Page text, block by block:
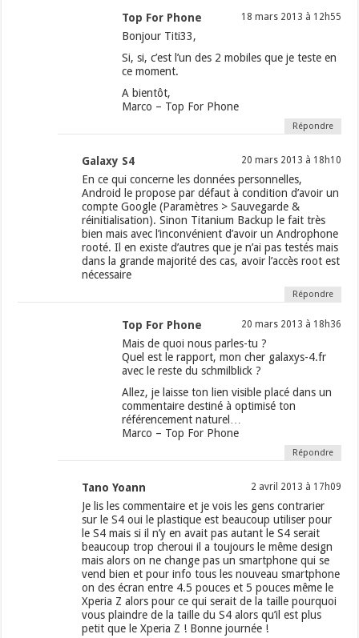
Top For Phone 18 mars 2013 à 12h55
Bonjour Titi33,
Si, si, c’est l’un des 2 mobiles que je teste en
ce moment.
A bientôt,
Marco – Top For Phone
Répondre
Galaxy S4 20 mars 2013 à 18h10
En ce qui concerne les données personnelles,
Android le propose par défaut à condition d’avoir un
compte Google (Paramètres > Sauvegarde &
réinitialisation). Sinon Titanium Backup le fait très
bien mais avec l’inconvénient d’avoir un Androphone
rooté. Il en existe d’autres que je n’ai pas testés mais
dans la grande majorité des cas, avoir l’accès root est
nécessaire
Répondre
Top For Phone 20 mars 2013 à 18h36
Mais de quoi nous parles-tu ?
Quel est le rapport, mon cher galaxys-4.fr
avec le reste du schmilblick ?
Allez, je laisse ton lien visible placé dans un
commentaire destiné à optimisé ton
référencement naturel…
Marco – Top For Phone
Répondre
Tano Yoann 2 avril 2013 à 17h09
Je lis les commentaire et je vois les gens contrarier
sur le S4 oui le plastique est beaucoup utiliser pour
le S4 mais si il n’y en avait pas autant le S4 serait
beaucoup trop cheroui il a toujours le même design
mais alors on ne change pas un smartphone qui se
vend bien et pour info tous les nouveau smartphone
on des écran entre 4.5 pouces et 5 pouces même le
Xperia Z alors pour ce qui serait de la taille pourquoi
vous plaindre de la taille du S4 alors qu’il est plus
petit que le Xperia Z ! Bonne journée !